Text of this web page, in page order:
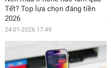
Tết? Top lựa chọn đáng tiền
2026
24-01-2026 17:49